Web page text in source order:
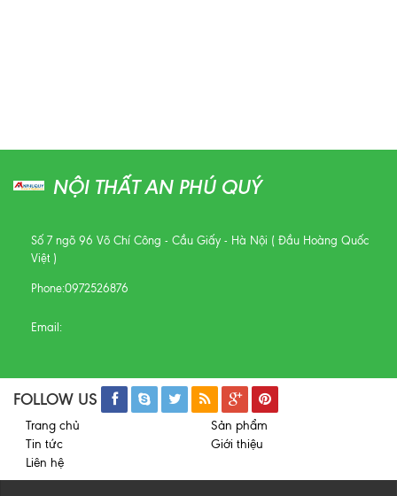
NỘI THẤT AN PHÚ QUÝ
Số 7 ngõ 96 Võ Chí Công - Cầu Giấy - Hà Nội ( Đầu Hoàng Quốc
Việt )
Phone:0972526876
Email:
FOLLOW US
Trang chủ
Sản phẩm
Tin tức
Giới thiệu
Liên hệ